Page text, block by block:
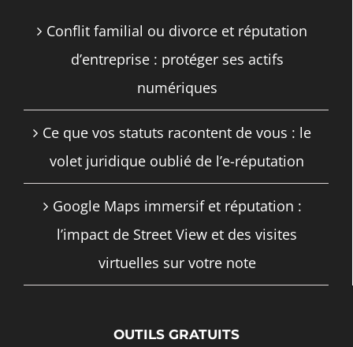
Conflit familial ou divorce et réputation
d’entreprise : protéger ses actifs
numériques
Ce que vos statuts racontent de vous : le
volet juridique oublié de l’e-réputation
Google Maps immersif et réputation :
l’impact de Street View et des visites
virtuelles sur votre note
OUTILS GRATUITS